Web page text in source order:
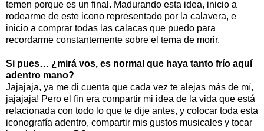
temen porque es un final. Madurando esta idea, inicio a
rodearme de este icono representado por la calavera, e
inicio a comprar todas las calacas que puedo para
recordarme constantemente sobre el tema de morir.
Si pues… ¿mirá vos, es normal que haya tanto frío aquí
adentro mano?
Jajajaja, ya me di cuenta que cada vez te alejas más de mí,
jajajaja! Pero el fin era compartir mi idea de la vida que está
relacionada con todo lo que te dije antes, y colocar toda esta
iconografía adentro, compartir mis gustos musicales y tocar